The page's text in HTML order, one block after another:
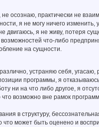
осознаю, практически не
я не могу ничего
я не живу, потеря
что-либо
на сущности.
устраняю себя,
программы, я
ни на что либо другое, я
возможно вне рамок
в структуру,
может быть оценено и